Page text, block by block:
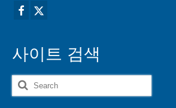
사이트 검색
Search
for: